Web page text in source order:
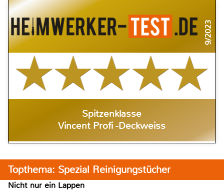
9/2023
Spitzenklasse
Vincent Profi -Deckweiss
Topthema: Spezial Reinigungstücher
Nicht nur ein Lappen